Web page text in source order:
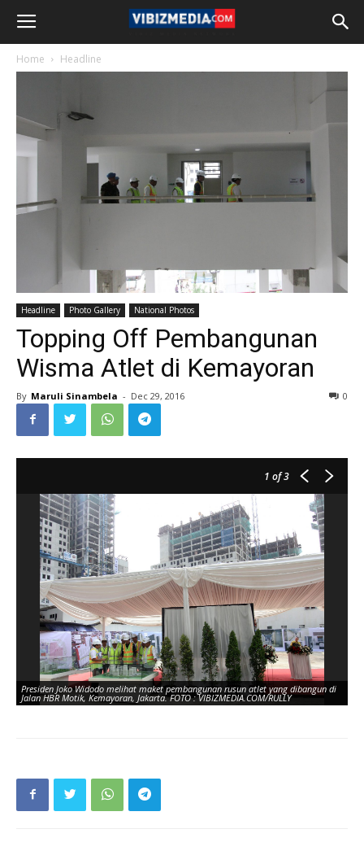
Home Headline
Headline Photo Gallery National Photos
Topping Off Pembangunan
Wisma Atlet di Kemayoran
By Maruli Sinambela - Dec 29, 2016 0
1 of 3
Presiden Joko Widodo melihat maket pembangunan rusun atlet yang dibangun di
Jalan HBR Motik, Kemayoran, Jakarta. FOTO : VIBIZMEDIA.COM/RULLY